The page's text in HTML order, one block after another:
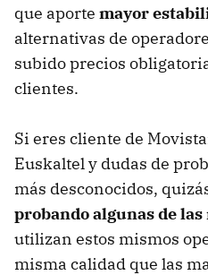
que aporte mayor
alternativas de
subido precios
clientes.
Si eres cliente de
Euskaltel y dudas de
más desconocidos,
probando algunas de
utilizan estos mismos
misma calidad que las